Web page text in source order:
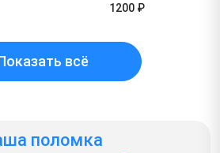
1200 ₽
всё
поломка